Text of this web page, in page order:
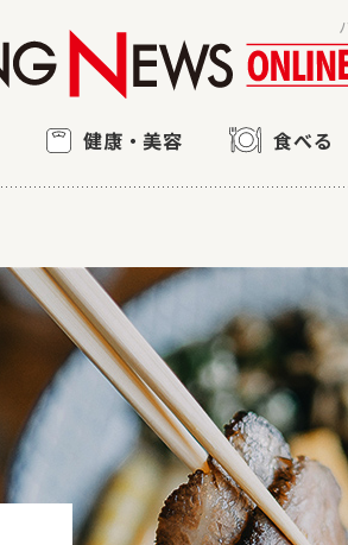
健康・美容 食べる